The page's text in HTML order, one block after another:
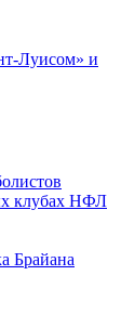
Луисом» и
клубах НФЛ
Брайана